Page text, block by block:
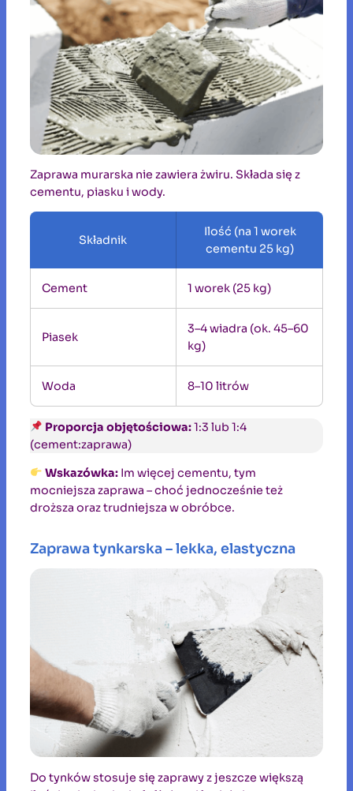
Zaprawa murarska nie zawiera żwiru. Składa się z
cementu, piasku i wody.
Składnik
Ilość (na 1 worek
cementu 25 kg)
Cement 1 worek (25 kg)
Piasek
3–4 wiadra (ok. 45–60
kg)
Woda 8–10 litrów
Proporcja objętościowa:1:3 lub 1:4
(cement:zaprawa)
Wskazówka: Im więcej cementu, tym
mocniejsza zaprawa – choć jednocześnie też
droższa oraz trudniejsza w obróbce.
Zaprawa tynkarska – lekka, elastyczna
Do tynków stosuje się zaprawy z jeszcze większą